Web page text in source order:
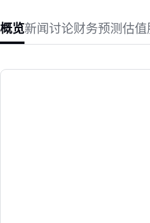
概览新闻讨论财务预测估值
Baidu MB eCW261005